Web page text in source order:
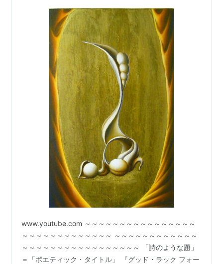
www.youtube.com ～～～～～～～～～～～～～～～～
～～～～～～～～～～～～～ ～～～～～～～～～～～～
～～～～～～～～～～～～～～～～～ 「詩のような題」
＝「ポエティック・タイトル」 『グッド・ラック フォー